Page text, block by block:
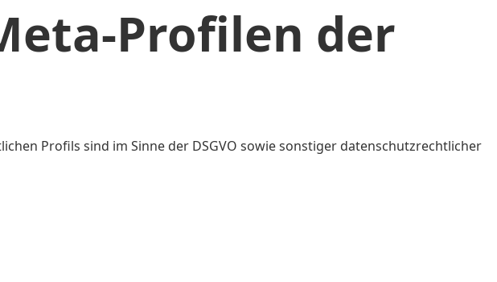
Profilen der
Profils sind im Sinne der DSGVO sowie sonstiger datenschutzrechtlicher